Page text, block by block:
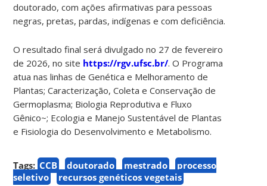
doutorado, com ações afirmativas para pessoas
negras, pretas, pardas, indígenas e com deficiência.
O resultado final será divulgado no 27 de fevereiro
de 2026, no site https://rgv.ufsc.br/. O Programa
atua nas linhas de Genética e Melhoramento de
Plantas; Caracterização, Coleta e Conservação de
Germoplasma; Biologia Reprodutiva e Fluxo
Gênico~; Ecologia e Manejo Sustentável de Plantas
e Fisiologia do Desenvolvimento e Metabolismo.
Tags: CCB doutorado mestrado
processo
seletivo
recursos genéticos vegetais